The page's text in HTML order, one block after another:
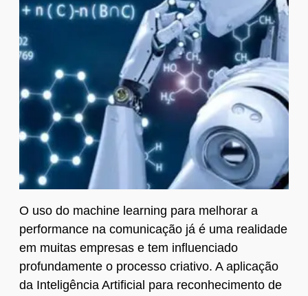
O uso do machine learning para melhorar a
performance na comunicação já é uma realidade
em muitas empresas e tem influenciado
profundamente o processo criativo. A aplicação
da Inteligência Artificial para reconhecimento de